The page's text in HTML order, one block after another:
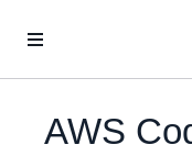
AWS